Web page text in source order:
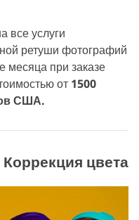
все услуги
ретуши фотографий
месяца при заказе
от 1500
США.
цвета